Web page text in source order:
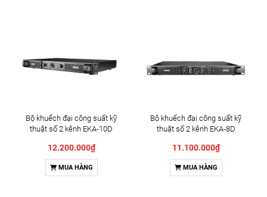
Bộ khuếch đại công suất kỹ
thuật số 2 kênh EKA-10D
12.200.000₫
MUA HÀNG
Bộ khuếch đại công suất kỹ
thuật số 2 kênh EKA-8D
11.100.000₫
MUA HÀNG